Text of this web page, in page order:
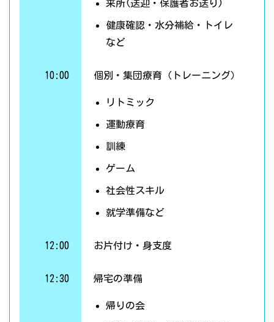
来所(送迎・保護者お送り)
健康確認・水分補給・トイレ
など
10:00 個別・集団療育（トレーニング）
リトミック
運動療育
訓練
ゲーム
社会性スキル
就学準備など
12:00 お片付け・身支度
12:30 帰宅の準備
帰りの会